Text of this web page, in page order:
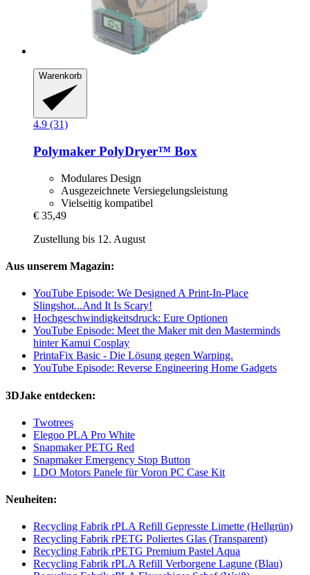
Warenkorb
4.9 (31)
Polymaker PolyDryer™ Box
Modulares Design
Ausgezeichnete Versiegelungsleistung
Vielseitig kompatibel
€ 35,49
Zustellung bis 12. August
Aus unserem Magazin:
YouTube Episode: We Designed A Print-In-Place
Slingshot...And It Is Scary!
Hochgeschwindigkeitsdruck: Eure Optionen
YouTube Episode: Meet the Maker mit den Masterminds
hinter Kamui Cosplay
PrintaFix Basic - Die Lösung gegen Warping.
YouTube Episode: Reverse Engineering Home Gadgets
3DJake entdecken:
Twotrees
Elegoo PLA Pro White
Snapmaker PETG Red
Snapmaker Emergency Stop Button
LDO Motors Panele für Voron PC Case Kit
Neuheiten:
Recycling Fabrik rPLA Refill Gepresste Limette (Hellgrün)
Recycling Fabrik rPETG Poliertes Glas (Transparent)
Recycling Fabrik rPETG Premium Pastel Aqua
Recycling Fabrik rPLA Refill Verborgene Lagune (Blau)